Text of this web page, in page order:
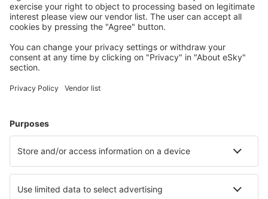
Cazarea preferată
Alege din peste 1,3 mil. de opţiuni: hoteluri, cabane,
Cele mai căutate hoteluri de către utilizatorii eSky
Hoteluri în Florenţa
Hoteluri în Roma Hoteluri în Napoli Hoteluri în Veneţia
Hoteluri în San Gimignano Hoteluri în Follonica